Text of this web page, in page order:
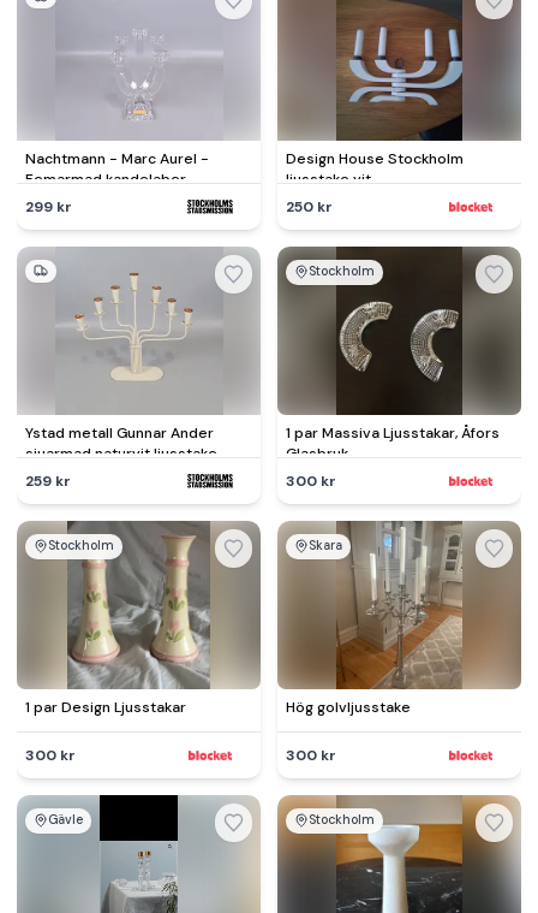
Nachtmann - Marc Aurel -
Femarmad kandelaber -
Blykristall
299 kr
Design House Stockholm
ljusstake vit
250 kr
Ystad metall Gunnar Ander
sjuarmad naturvit ljusstake
259 kr
Stockholm
1 par Massiva Ljusstakar, Åfors
Glasbruk
300 kr
Stockholm
1 par Design Ljusstakar
300 kr
Skara
Hög golvljusstake
300 kr
Gävle Stockholm